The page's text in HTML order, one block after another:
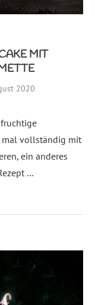
MIT
2020
mal vollständig mit
ein anderes
…